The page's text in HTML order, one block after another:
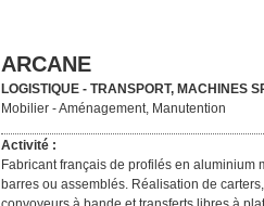
ARCANE
LOGISTIQUE - TRANSPORT, MACHINES
Mobilier - Aménagement, Manutention
Activité :
Fabricant français de profilés en aluminium
barres ou assemblés. Réalisation de